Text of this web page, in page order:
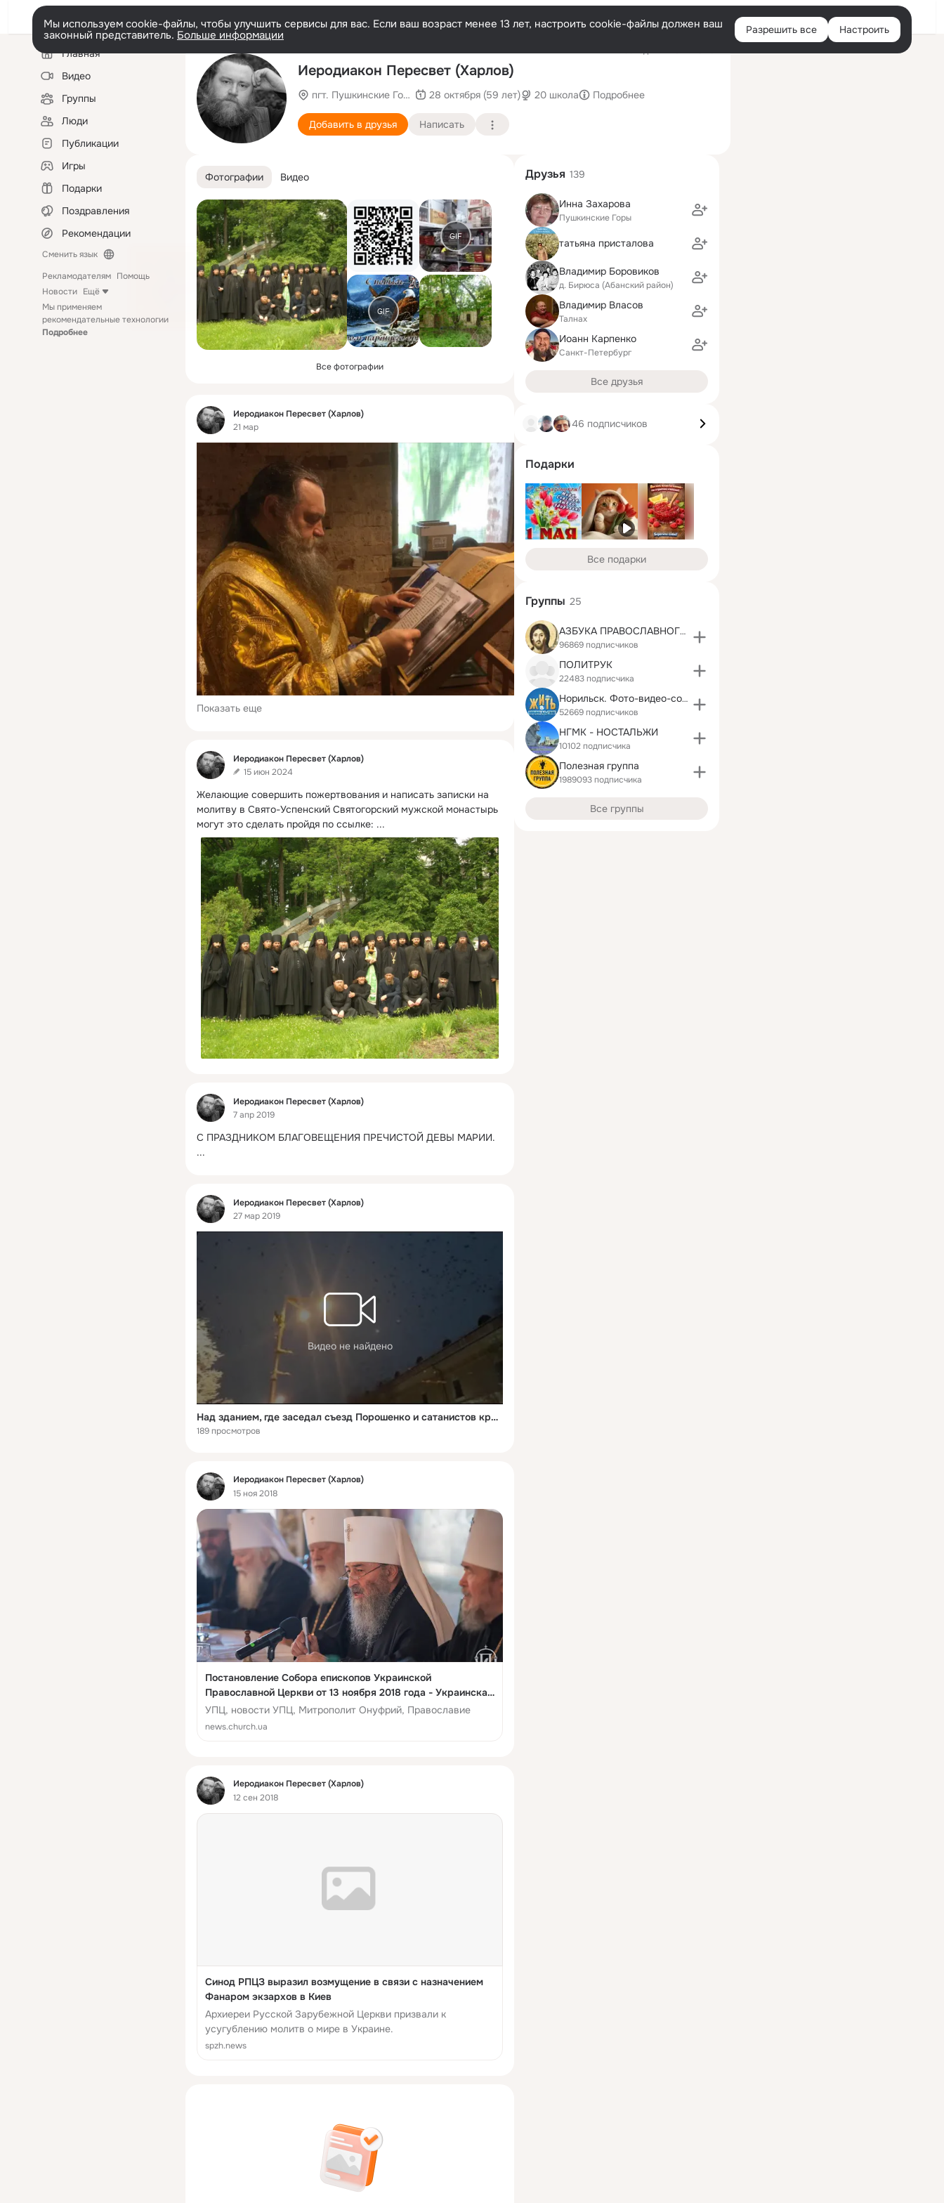
Войти
Мы используем cookie-файлы, чтобы улучшить сервисы для вас. Если ваш возраст менее 13 лет, настроить cookie-файлы должен ваш
законный представитель. Больше информации Разрешить все Настроить
Левая
колонкаГлавная
Видео
Группы
Люди
Публикации
Игры
Подарки
Поздравления
Рекомендации
Сменить язык
Рекламодателям Помощь
Новости Ещё
Мы применяем
рекомендательные технологии
Подробнее
Иеродиакон Пересвет (Харлов)
пгт. Пушкинские Горы (Псков)28 октября (59 лет) 20 школа Подробнее
Добавить в друзья Написать
Фотографии Видео
GIF
GIF
Все фотографии
Фид
Иеродиакон Пересвет (Харлов)
21 мар
Показать еще
Фид
Иеродиакон Пересвет (Харлов)
15 июн 2024
Желающие совершить пожертвования и написать записки на
молитву в Свято-Успенский Святогорский мужской монастырь
могут это сделать пройдя по ссылке: ...
Фид
Иеродиакон Пересвет (Харлов)
7 апр 2019
С ПРАЗДНИКОМ БЛАГОВЕЩЕНИЯ ПРЕЧИСТОЙ ДЕВЫ МАРИИ.
...
Фид
Иеродиакон Пересвет (Харлов)
27 мар 2019
Видео не найдено
Над зданием, где заседал съезд Порошенко и сатанистов кружила огромная стая ворон
189 просмотров
Фид
Иеродиакон Пересвет (Харлов)
15 ноя 2018
Постановление Собора епископов Украинской
Православной Церкви от 13 ноября 2018 года - Украинская
Православная Церковь
УПЦ, новости УПЦ, Митрополит Онуфрий, Православие
news.church.ua
Фид
Иеродиакон Пересвет (Харлов)
12 сен 2018
Синод РПЦЗ выразил возмущение в связи с назначением
Фанаром экзархов в Киев
Архиереи Русской Зарубежной Церкви призвали к
усугублению молитв о мире в Украине.
spzh.news
Друзья 139
Инна Захарова
Пушкинские Горы
татьяна присталова
Владимир Боровиков
д. Бирюса (Абанский район)
Владимир Власов
Талнах
Иоанн Карпенко
Санкт-Петербург
Все друзья
46 подписчиков
Подарки
Все подарки
Группы 25
АЗБУКА ПРАВОСЛАВНОГО ХРИСТИАНИНА
96869 подписчиков
ПОЛИТРУК
22483 подписчика
Норильск. Фото-видео-события
52669 подписчиков
НГМК - НОСТАЛЬЖИ
10102 подписчика
Полезная группа
1989093 подписчика
Все группы